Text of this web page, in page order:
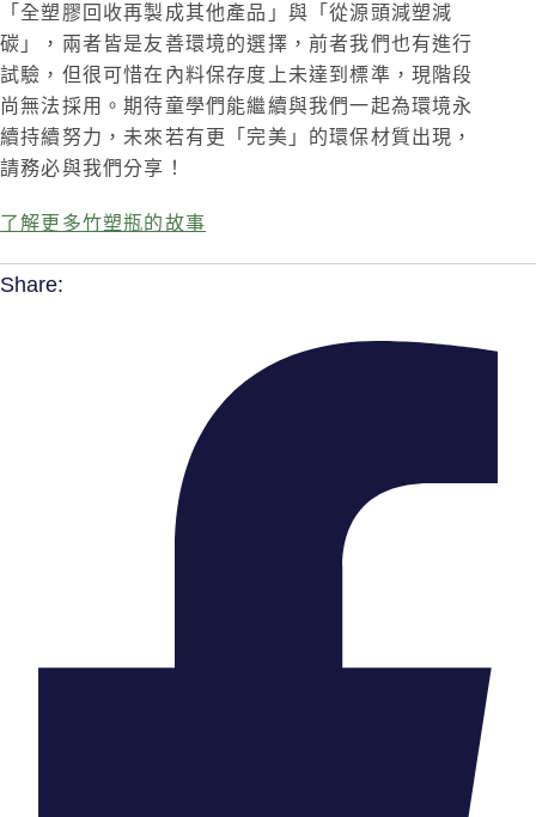
「全塑膠回收再製成其他產品」與「從源頭減塑減
碳」，兩者皆是友善環境的選擇，前者我們也有進行
試驗，但很可惜在內料保存度上未達到標準，現階段
尚無法採用。期待童學們能繼續與我們一起為環境永
續持續努力，未來若有更「完美」的環保材質出現，
請務必與我們分享！
了解更多竹塑瓶的故事
Share: